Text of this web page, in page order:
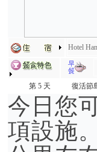
Hotel
第 5 天 復活節
今日您
項設施